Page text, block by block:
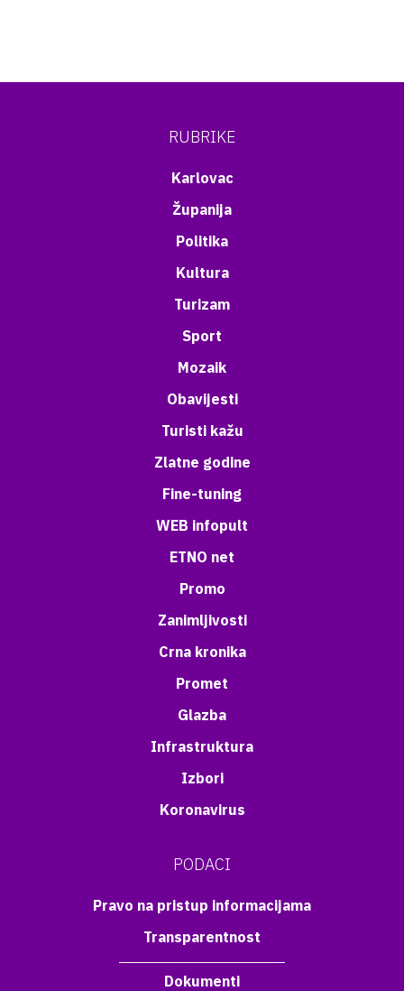
RUBRIKE
Karlovac
Županija
Politika
Kultura
Turizam
Sport
Mozaik
Obavijesti
Turisti kažu
Zlatne godine
Fine-tuning
WEB infopult
ETNO net
Promo
Zanimljivosti
Crna kronika
Promet
Glazba
Infrastruktura
Izbori
Koronavirus
PODACI
Pravo na pristup informacijama
Transparentnost
Dokumenti